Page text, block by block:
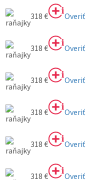
318 € Overiť
318 € Overiť
318 € Overiť
318 € Overiť
318 € Overiť
318 € Overiť